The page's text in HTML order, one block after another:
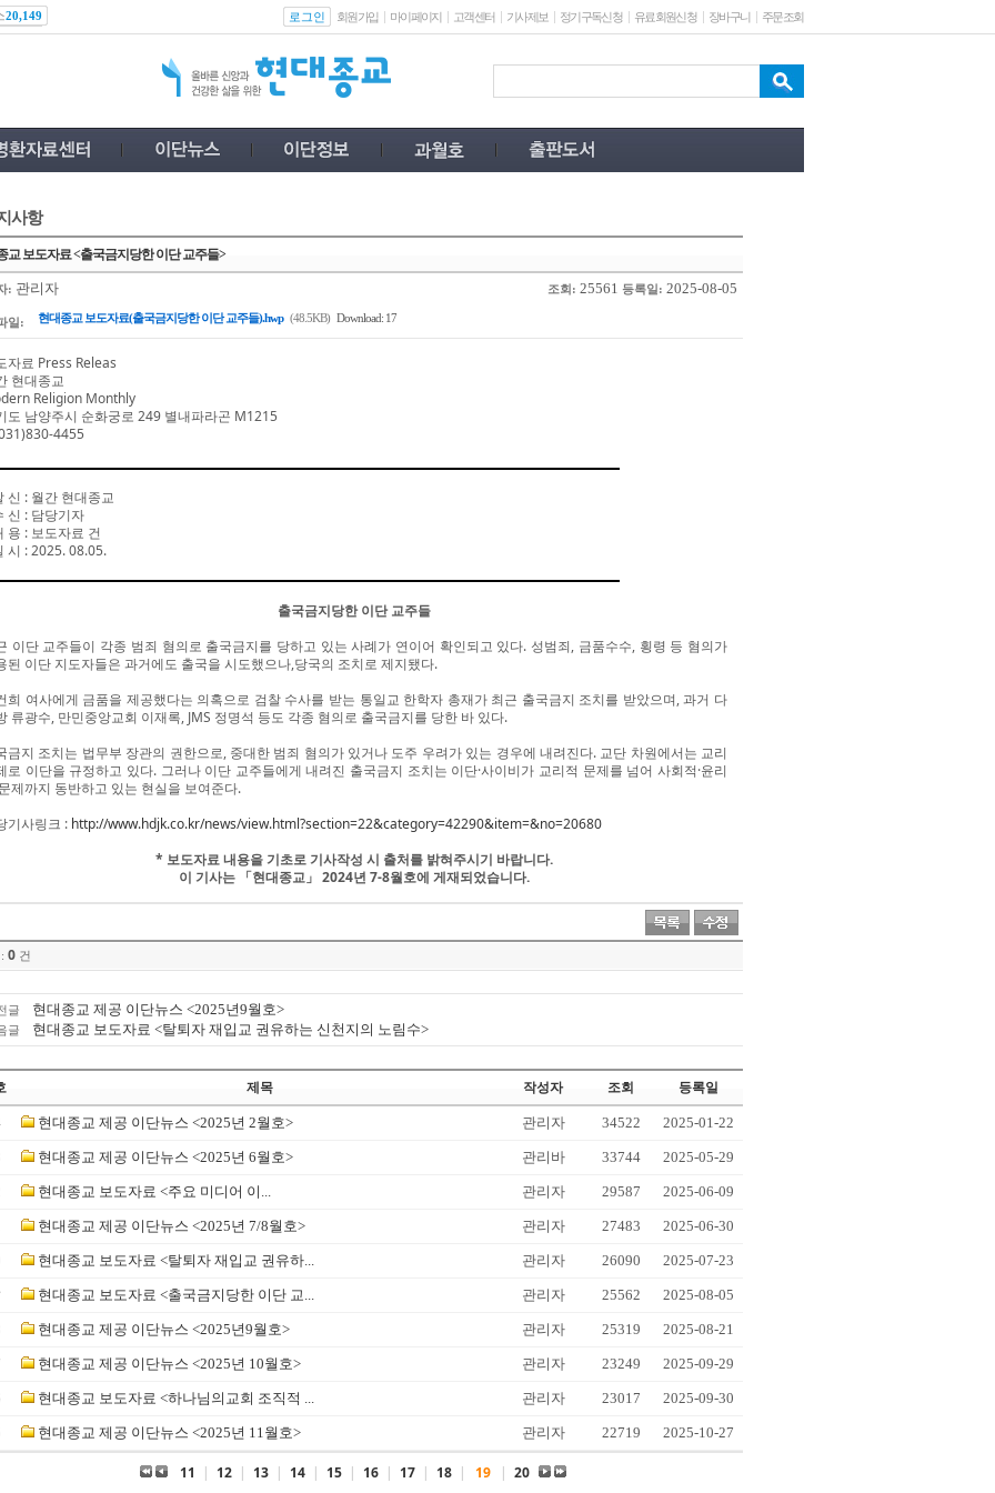
20,149 로그인 회원가입 마이페이지 고객센터 기사제보 정기구독신청 유료회원신청 장바구니 주문조회
사항
교 보도자료 <출국금지당한 이단 교주들>
: 관리자 조회: 25561 등록일: 2025-08-05
일: 현대종교 보도자료(출국금지당한 이단 교주들).hwp (48.5KB) Download: 17
자료 Press Releas
현대종교
Religion Monthly
도 남양주시 순화궁로 249 별내파라곤 M1215
4455
신 : 월간 현대종교
신 : 담당기자
용 : 보도자료 건
시 : 2025. 08.05.
출국금지당한 이단 교주들
이단 교주들이 각종 범죄 혐의로 출국금지를 당하고 있는 사례가 연이어 확인되고 있다. 성범죄, 금품수수, 횡령 등 혐의가
된 이단 지도자들은 과거에도 출국을 시도했으나,당국의 조치로 제지됐다.
희 여사에게 금품을 제공했다는 의혹으로 검찰 수사를 받는 통일교 한학자 총재가 최근 출국금지 조치를 받았으며, 과거 다
류광수, 만민중앙교회 이재록, JMS 정명석 등도 각종 혐의로 출국금지를 당한 바 있다.
금지 조치는 법무부 장관의 권한으로, 중대한 범죄 혐의가 있거나 도주 우려가 있는 경우에 내려진다. 교단 차원에서는 교리
로 이단을 규정하고 있다. 그러나 이단 교주들에게 내려진 출국금지 조치는 이단·사이비가 교리적 문제를 넘어 사회적·윤리
제까지 동반하고 있는 현실을 보여준다.
기사링크 : http://www.hdjk.co.kr/news/view.html?section=22&category=42290&item=&no=20680
* 보도자료 내용을 기초로 기사작성 시 출처를 밝혀주시기 바랍니다.
이 기사는 「현대종교」 2024년 7-8월호에 게재되었습니다.
0 건
글 현대종교 제공 이단뉴스 <2025년9월호>
글 현대종교 보도자료 <탈퇴자 재입교 권유하는 신천지의 노림수>
제목 작성자 조회 등록일
현대종교 제공 이단뉴스 <2025년 2월호> 관리자 34522 2025-01-22
현대종교 제공 이단뉴스 <2025년 6월호> 관리바 33744 2025-05-29
현대종교 보도자료 <​주요 미디어 이... 관리자 29587 2025-06-09
현대종교 제공 이단뉴스 <2025년 7/8월호> 관리자 27483 2025-06-30
현대종교 보도자료 <탈퇴자 재입교 권유하... 관리자 26090 2025-07-23
현대종교 보도자료 <출국금지당한 이단 교... 관리자 25562 2025-08-05
현대종교 제공 이단뉴스 <2025년9월호> 관리자 25319 2025-08-21
현대종교 제공 이단뉴스 <2025년 10월호> 관리자 23249 2025-09-29
현대종교 보도자료 <하나님의교회 조직적 ... 관리자 23017 2025-09-30
현대종교 제공 이단뉴스 <2025년 11월호> 관리자 22719 2025-10-27
11 | 12 | 13 | 14 | 15 | 16 | 17 | 18 | 19 | 20